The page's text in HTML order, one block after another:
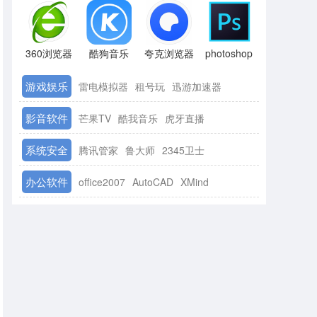
360浏览器 酷狗音乐 夸克浏览器 photoshop
游戏娱乐 雷电模拟器 租号玩 迅游加速器
影音软件 芒果TV 酷我音乐 虎牙直播
系统安全 腾讯管家 鲁大师 2345卫士
办公软件 office2007 AutoCAD XMind